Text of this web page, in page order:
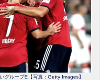
グループE【写真：Getty Images】